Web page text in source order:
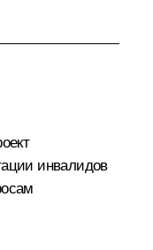
инвалидов